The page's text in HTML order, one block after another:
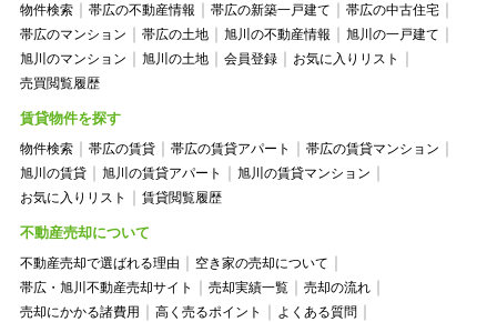
物件検索 帯広の不動産情報 帯広の新築一戸建て
帯広の中古住宅
帯広のマンション
帯広の土地 旭川の不動産情報
旭川の一戸建て
旭川のマンション
旭川の土地 会員登録
お気に入りリスト
売買閲覧履歴
賃貸物件を探す
物件検索 帯広の賃貸 帯広の賃貸アパート
帯広の賃貸マンション
旭川の賃貸
旭川の賃貸アパート
旭川の賃貸マンション
お気に入りリスト
賃貸閲覧履歴
不動産売却について
不動産売却で選ばれる理由
空き家の売却について
帯広・旭川不動産売却サイト
売却実績一覧
売却の流れ
売却にかかる諸費用
高く売るポイント
よくある質問